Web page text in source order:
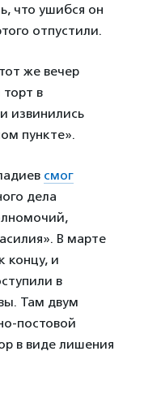
что ушибся он
отпустили.
же вечер
в
извинились
пункте».
смог
дела
В марте
концу, и
в
Там двум
постовой
в виде лишения